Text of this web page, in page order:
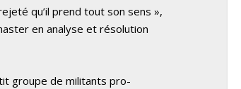
qu’il prend tout son sens »,
en analyse et résolution
groupe de militants pro-